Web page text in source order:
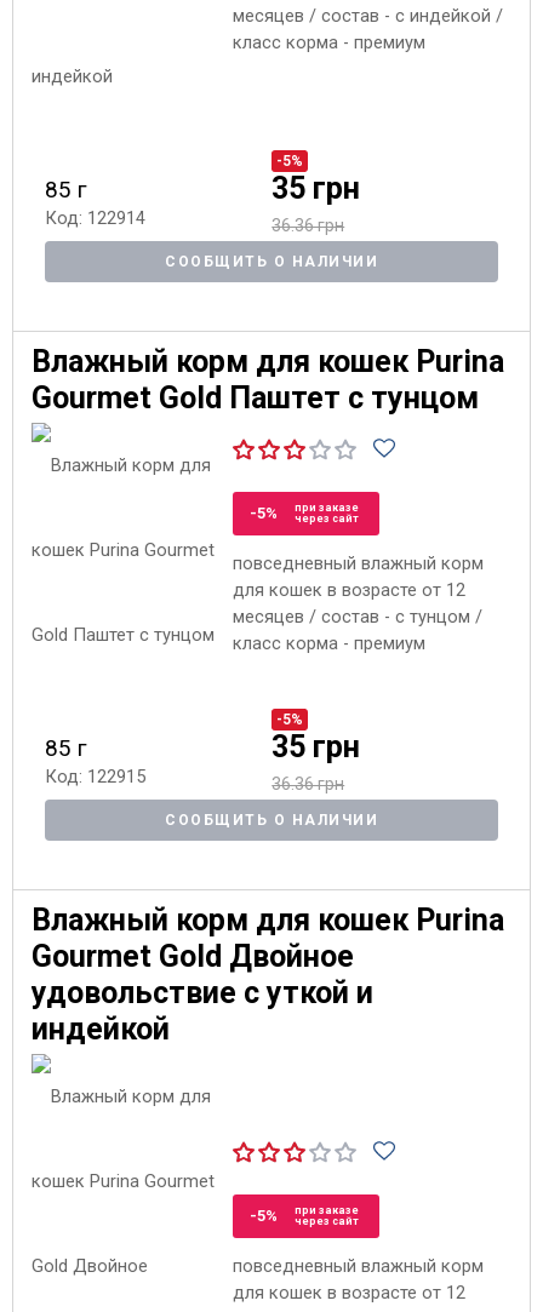
месяцев / состав - с индейкой /
класс корма - премиум
85 г
Код: 122914
-5%
35 грн
36.36 грн
СООБЩИТЬ О НАЛИЧИИ
Влажный корм для кошек Purina
Gourmet Gold Паштет с тунцом
-5%
при заказе
через сайт
повседневный влажный корм
для кошек в возрасте от 12
месяцев / состав - с тунцом /
класс корма - премиум
85 г
Код: 122915
-5%
35 грн
36.36 грн
СООБЩИТЬ О НАЛИЧИИ
Влажный корм для кошек Purina
Gourmet Gold Двойное
удовольствие с уткой и
индейкой
-5%
при заказе
через сайт
повседневный влажный корм
для кошек в возрасте от 12